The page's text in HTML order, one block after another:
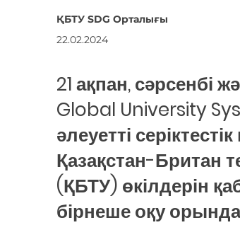
ҚБТУ SDG Орталығы
22.02.2024
21 ақпан, сәрсенбі
Global University
әлеуетті
Қазақстан-Британ
(ҚБТУ) өкілдерін
бірнеше оқу